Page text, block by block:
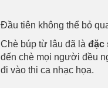
Đầu tiên không thể bỏ
Chè búp từ lâu đã là đặc
đến chè mọi người đều
đi vào thi ca nhạc họa.